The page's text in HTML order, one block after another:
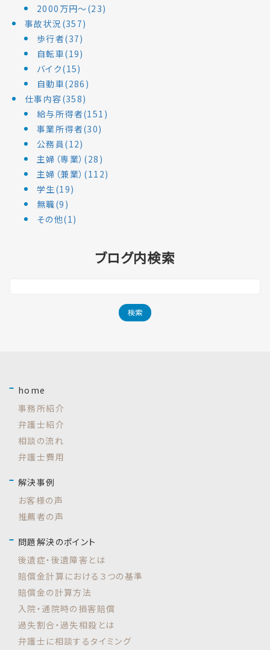
2000万円～(23)
事故状況(357)
歩行者(37)
自転車(19)
バイク(15)
自動車(286)
仕事内容(358)
給与所得者(151)
事業所得者(30)
公務員(12)
主婦（専業）(28)
主婦（兼業）(112)
学生(19)
無職(9)
その他(1)
ブログ内検索
home
事務所紹介
弁護士紹介
相談の流れ
弁護士費用
解決事例
お客様の声
推薦者の声
問題解決のポイント
後遺症・後遺障害とは
賠償金計算における３つの基準
賠償金の計算方法
入院・通院時の損害賠償
過失割合・過失相殺とは
弁護士に相談するタイミング